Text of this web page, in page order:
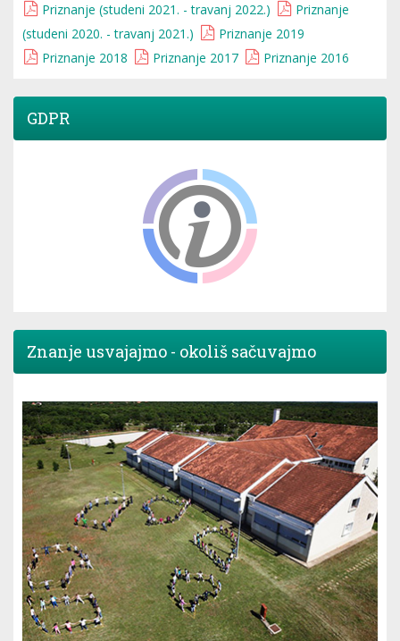
Priznanje (studeni 2021. - travanj 2022.)
Priznanje
(studeni 2020. - travanj 2021.)
Priznanje 2019
Priznanje 2018
Priznanje 2017 Priznanje 2016
GDPR
Znanje usvajajmo - okoliš sačuvajmo